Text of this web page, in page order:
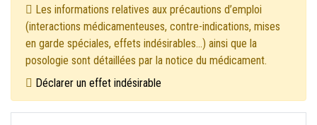
Les informations relatives aux précautions d’emploi
(interactions médicamenteuses, contre-indications, mises
en garde spéciales, effets indésirables...) ainsi que la
posologie sont détaillées par la notice du médicament.
Déclarer un effet indésirable